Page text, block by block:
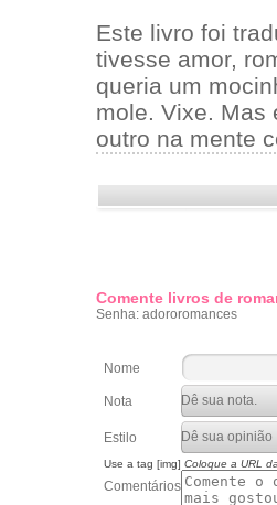
Este livro foi
tivesse amor,
queria um
mole. Vixe. Mas
outro na mente
Comente livros de
Senha: adororomances
Nome
Nota
Estilo
Use a tag [img] Coloque a URL
Comentários